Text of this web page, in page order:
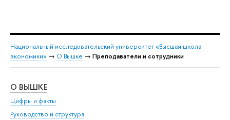
Национальный исследовательский университет «Высшая школа
экономики» → О Вышке → Преподаватели и сотрудники
О ВЫШКЕ
Цифры и факты
Руководство и структура